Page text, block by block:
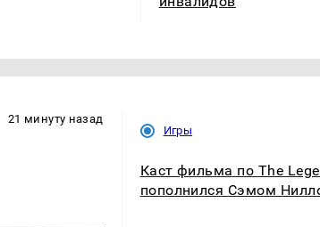
21 минуту назад
Игры
Каст фильма по The
пополнился Сэмом